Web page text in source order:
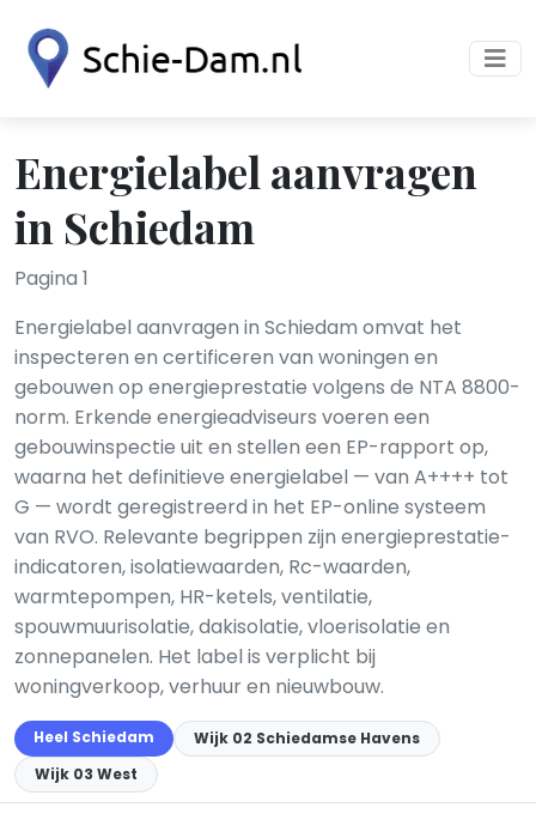
Energielabel aanvragen
in Schiedam
Pagina 1
Energielabel aanvragen in Schiedam omvat het
inspecteren en certificeren van woningen en
gebouwen op energieprestatie volgens de NTA 8800-
norm. Erkende energieadviseurs voeren een
gebouwinspectie uit en stellen een EP-rapport op,
waarna het definitieve energielabel — van A++++ tot
G — wordt geregistreerd in het EP-online systeem
van RVO. Relevante begrippen zijn energieprestatie-
indicatoren, isolatiewaarden, Rc-waarden,
warmtepompen, HR-ketels, ventilatie,
spouwmuurisolatie, dakisolatie, vloerisolatie en
zonnepanelen. Het label is verplicht bij
woningverkoop, verhuur en nieuwbouw.
Heel Schiedam
Wijk 02 Schiedamse Havens
Wijk 03 West